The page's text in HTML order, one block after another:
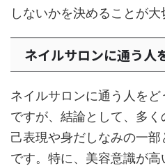
しないかを決めることが大
ネイルサロンに通う人
ネイルサロンに通う人を
ですが、結論として、多
己表現や身だしなみの一
です。特に、美容意識が